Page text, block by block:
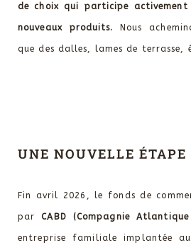
de choix qui participe activement
nouveaux produits. Nous
que des dalles, lames de terrasse,
UNE NOUVELLE ÉTAPE
Fin avril 2026, le fonds de
parCABD (Compagnie
entreprise familiale implantée